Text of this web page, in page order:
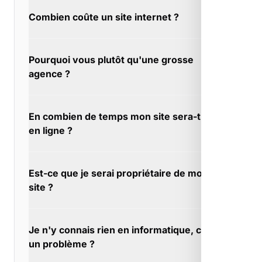
Combien coûte un site internet ?
Gardanne, nous annonçons le vrai coût dès le
départ, sans options cachées qui font
Pourquoi vous plutôt qu'une grosse
agence ?
faisons du sur-mesure. À Gardanne, chaque
projet est unique et mérite une attention
En combien de temps mon site sera-t-il
en ligne ?
nous nous adaptons à vos contraintes tout en
garantissant un travail soigné.
Est-ce que je serai propriétaire de mon
site ?
À Gardanne, transparence totale sur ce qui
vous est livré.
Je n'y connais rien en informatique, c'est
un problème ?